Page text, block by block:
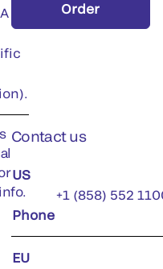
Order
Contact us
US
Phone
+1 (858) 552
EU